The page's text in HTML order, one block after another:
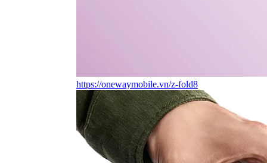
https://onewaymobile.vn/z-fold8